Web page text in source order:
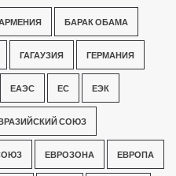
БАРАК ОБАМА
ГАГАУЗИЯ ГЕРМАНИЯ
ЕАЭС ЕС ЕЭК
СОЮЗ
ЕВРОЗОНА ЕВРОПА